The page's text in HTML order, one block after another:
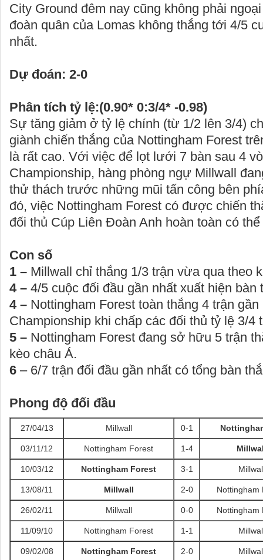
City Ground đêm nay cũng không phải
đoàn quân của Lomas không thắng tới 4/5
nhất.
Dự đoán: 2-0
Phân tích tỷ lệ:(0.90* 0:3/4* -0.98)
Sự tăng giảm ở tỷ lệ chính (từ 1/2 lên 3/4)
giành chiến thắng của Nottingham Forest
là rất cao. Với việc để lọt lưới 7 bàn sau 4
Championship, hàng phòng ngự Millwall
thử thách trước những mũi tấn công bên
đó, việc Nottingham Forest có được chiến
đối thủ Cúp Liên Đoàn Anh hoàn toàn có
Con số
1 – Millwall chỉ thắng 1/3 trận vừa qua theo
4 – 4/5 cuộc đối đầu gần nhất xuất hiện bàn
4 – Nottingham Forest toàn thắng 4 trận gần
Championship khi chấp các đối thủ tỷ lệ 3/4
5 – Nottingham Forest đang sở hữu 5 trận
kèo châu Á.
6 – 6/7 trận đối đầu gần nhất có tổng bàn
Phong độ đối đầu
27/04/13 Millwall 0-1
03/11/12 Nottingham Forest 1-4
10/03/12 Nottingham Forest 3-1
13/08/11 Millwall 2-0 Nottingham
26/02/11 Millwall 0-0 Nottingham
11/09/10 Nottingham Forest 1-1
09/02/08 Nottingham Forest 2-0